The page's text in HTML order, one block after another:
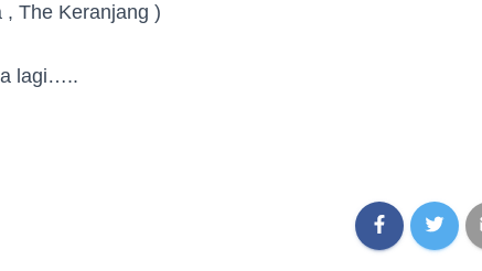
, The Keranjang )
lagi…..